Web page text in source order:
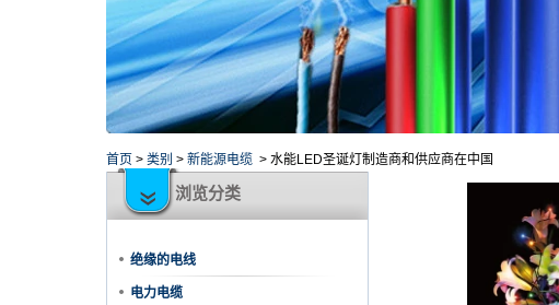
首页 > 类别 > 新能源电缆 > 水能LED圣诞灯制造商和供应商在中国
浏览分类
绝缘的电线
电力电缆